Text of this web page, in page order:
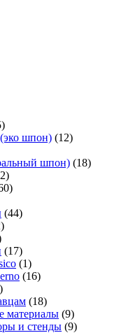
шпон) (12)
шпон) (18)
(44)
(17)
(1)
(16)
(18)
материалы (9)
и стенды (9)